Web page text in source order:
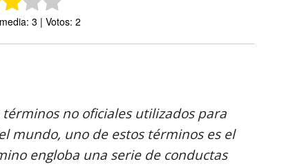
3 | Votos: 2
no oficiales utilizados para
mundo, uno de estos términos es el
engloba una serie de conductas